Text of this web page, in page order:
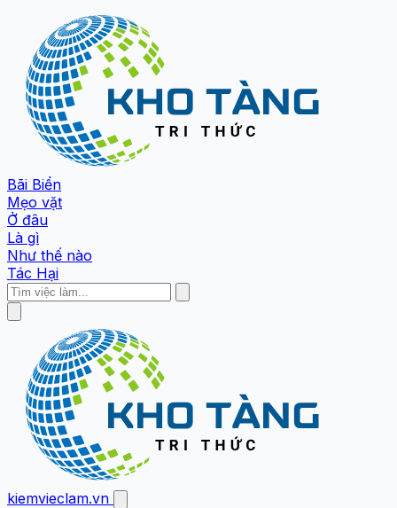
Bãi Biển
Mẹo vặt
Ở đâu
Là gì
Như thế nào
Tác Hại
kiemvieclam.vn